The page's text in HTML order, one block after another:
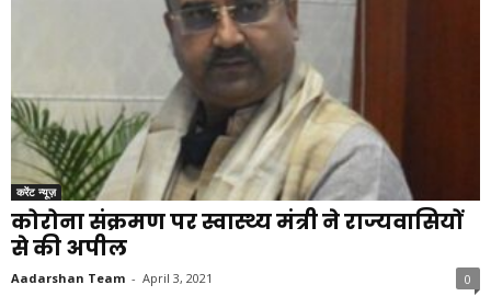
करेंट न्यूज़
कोरोना संक्रमण पर स्वास्थ्य मंत्री ने राज्यवासियों
से की अपील
Aadarshan Team - April 3, 2021 0